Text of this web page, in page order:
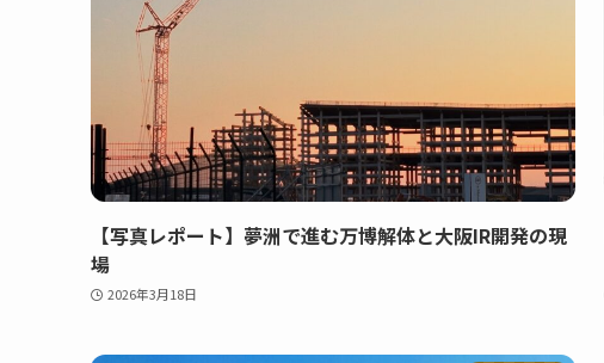
【写真レポート】夢洲で進む万博解体と大阪IR開発の現
場
2026年3月18日